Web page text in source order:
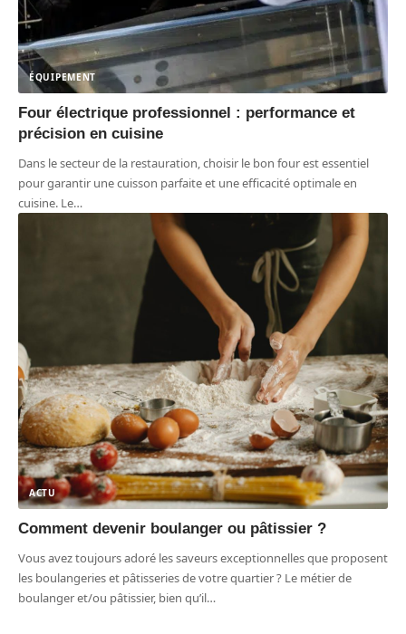
ÉQUIPEMENT
Four électrique professionnel : performance et
précision en cuisine
Dans le secteur de la restauration, choisir le bon four est essentiel
pour garantir une cuisson parfaite et une efficacité optimale en
cuisine. Le…
ACTU
Comment devenir boulanger ou pâtissier ?
Vous avez toujours adoré les saveurs exceptionnelles que proposent
les boulangeries et pâtisseries de votre quartier ? Le métier de
boulanger et/ou pâtissier, bien qu’il…